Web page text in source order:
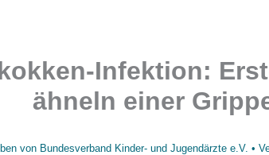
Infektion:
ähneln einer
von Bundesverband Kinder- und Jugendärzte e.V. •